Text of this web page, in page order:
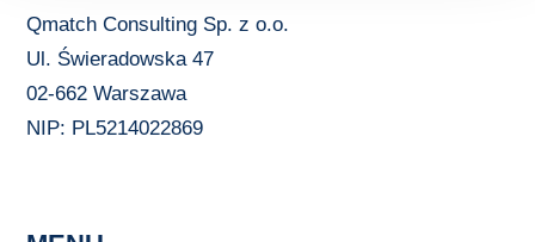
Qmatch Consulting Sp. z o.o.
Ul. Świeradowska 47
02-662 Warszawa
NIP: PL5214022869